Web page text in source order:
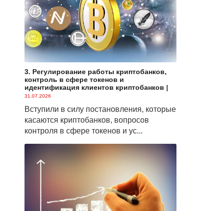
3. Регулирование работы криптобанков,
контроль в сфере токенов и
идентификация клиентов криптобанков |
31.07.2026
Вступили в силу постановления, которые
касаются криптобанков, вопросов
контроля в сфере токенов и ус...